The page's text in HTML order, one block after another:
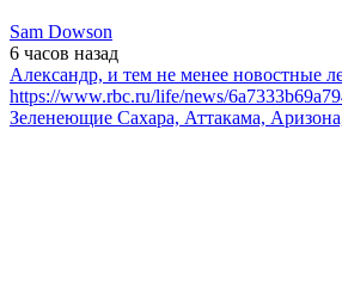
Sam Dowson
6 часов назад
Александр, и тем не менее новостные
https://www.rbc.ru/life/news/
Зеленеющие Сахара, Аттакама,